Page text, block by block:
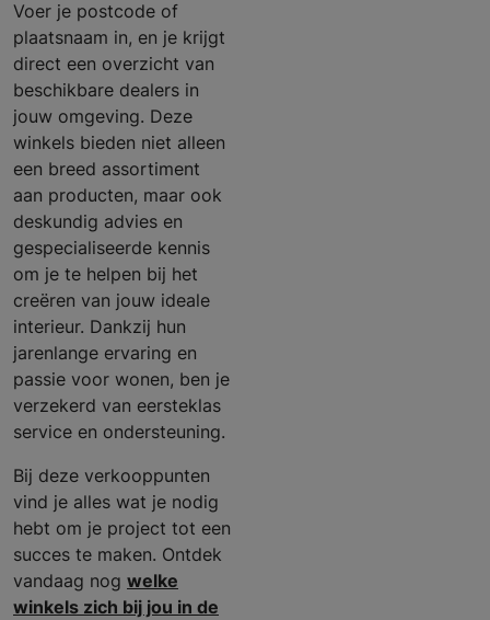
Voer je postcode of
plaatsnaam in, en je krijgt
direct een overzicht van
beschikbare dealers in
jouw omgeving. Deze
winkels bieden niet alleen
een breed assortiment
aan producten, maar ook
deskundig advies en
gespecialiseerde kennis
om je te helpen bij het
creëren van jouw ideale
interieur. Dankzij hun
jarenlange ervaring en
passie voor wonen, ben je
verzekerd van eersteklas
service en ondersteuning.
Bij deze verkooppunten
vind je alles wat je nodig
hebt om je project tot een
succes te maken. Ontdek
vandaag nog welke
winkels zich bij jou in de